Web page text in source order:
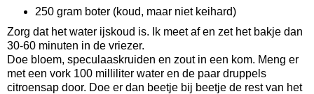
250 gram boter (koud, maar niet keihard)
Zorg dat het water ijskoud is. Ik meet af en zet het bakje dan
30-60 minuten in de vriezer.
Doe bloem, speculaaskruiden en zout in een kom. Meng er
met een vork 100 milliliter water en de paar druppels
citroensap door. Doe er dan beetje bij beetje de rest van het